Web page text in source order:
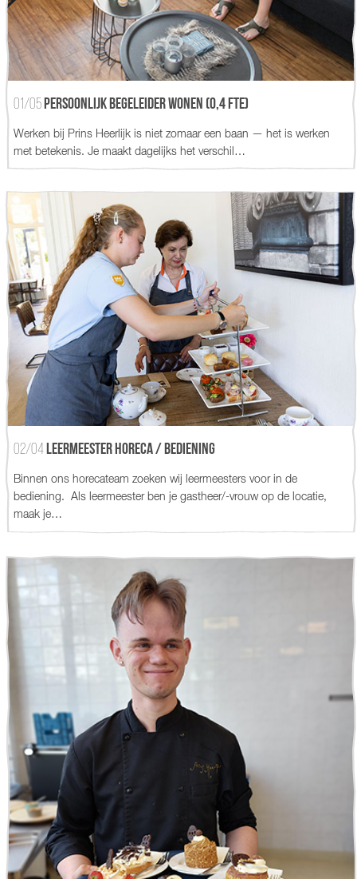
01/05Persoonlijk begeleider wonen (0,4 fte)
Werken bij Prins Heerlijk is niet zomaar een baan — het is werken
met betekenis. Je maakt dagelijks het verschil…
02/04Leermeester Horeca / Bediening
Binnen ons horecateam zoeken wij leermeesters voor in de
bediening. Als leermeester ben je gastheer/-vrouw op de locatie,
maak je…